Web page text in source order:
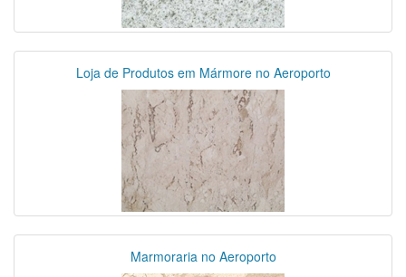
Loja de Produtos em Mármore no Aeroporto
Marmoraria no Aeroporto